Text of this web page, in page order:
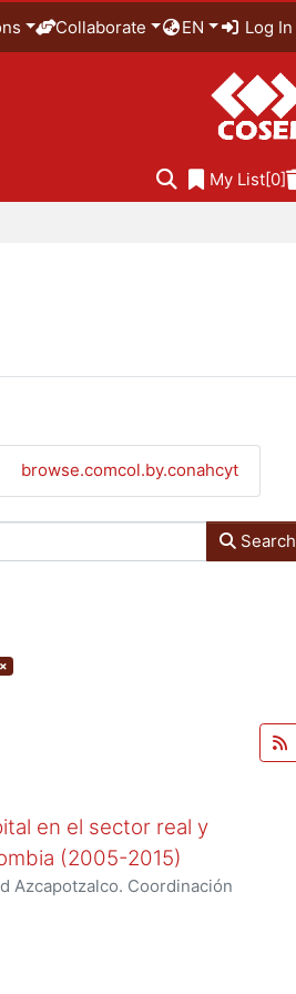
Collaborate EN Log In
My List[0]
browse.comcol.by.conahcyt
Search
×
en el sector real y
(2005-2015)
Azcapotzalco. Coordinación